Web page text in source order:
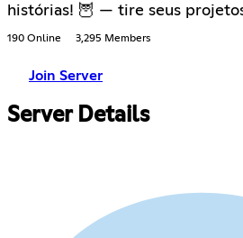
histórias! 🦉 — tire seus
190 Online 3,295 Members
Join Server
Server Details